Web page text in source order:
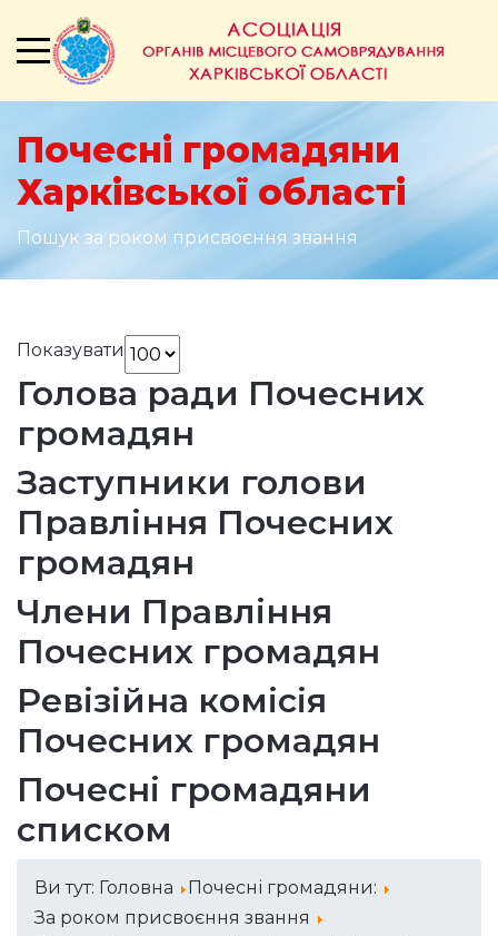
Почесні громадяни
Харківської області
Пошук за роком присвоєння звання
Показувати
Голова ради Почесних
громадян
Заступники голови
Правління Почесних
громадян
Члени Правління
Почесних громадян
Ревізійна комісія
Почесних громадян
Почесні громадяни
списком
Ви тут: Головна
Почесні громадяни:
За роком присвоєння звання